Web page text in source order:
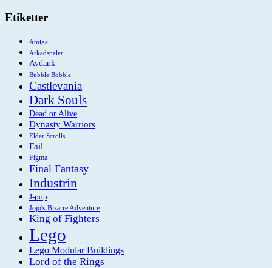
Etiketter
Amiga
Arkadspelet
Avdank
Bubble Bobble
Castlevania
Dark Souls
Dead or Alive
Dynasty Warriors
Elder Scrolls
Fail
Figma
Final Fantasy
Industrin
J-pop
Jojo's Bizarre Adventure
King of Fighters
Lego
Lego Modular Buildings
Lord of the Rings